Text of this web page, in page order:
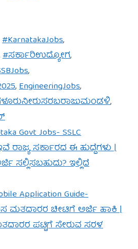
#KarnatakaJobs,
#ಸರ್ಕಾರಿಉದ್ಯೋಗ,
,
,EngineeringJobs,
,
Govt Jobs- SSLC
ಸರ್ಕಾರದ ಈ ಹುದ್ದೆಗಳು |
ಸಲ್ಲಿಸಬಹುದು? ಇಲ್ಲಿದೆ
Application Guide-
ಮತದಾರರ ಚೀಟಿಗೆ ಅರ್ಜಿ ಹಾಕಿ |
ಪಟ್ಟಿಗೆ ಸೇರುವ ಸರಳ